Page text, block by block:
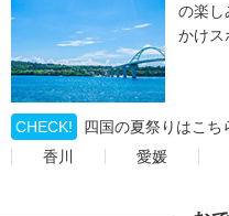
の楽し
かけス
CHECK!
四国の夏祭りはこち
香川
愛媛